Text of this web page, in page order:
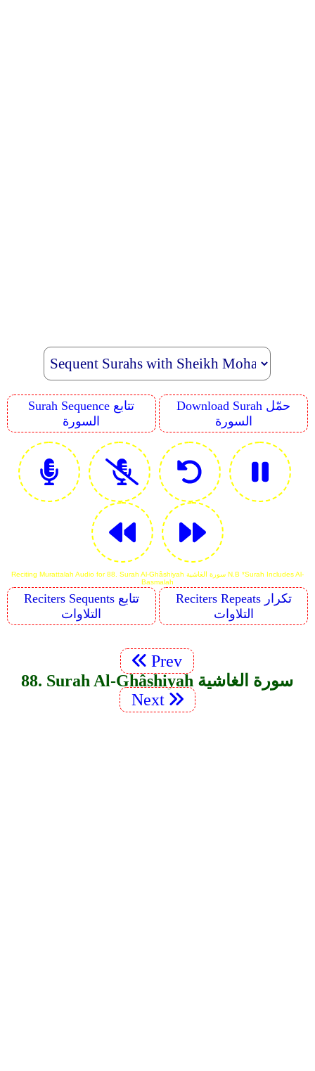
Surah Sequence تتابع
السورة
Download Surah حمّل
السورة
Reciting Murattalah Audio for 88. Surah Al-Ghâshiyah سورة الغاشية N.B *Surah Includes Al-
Basmalah
Reciters Sequents تتابع
التلاوات
Reciters Repeats تكرار
التلاوات
Prev
88. Surah Al-Ghâshiyah سورة الغاشية
Next